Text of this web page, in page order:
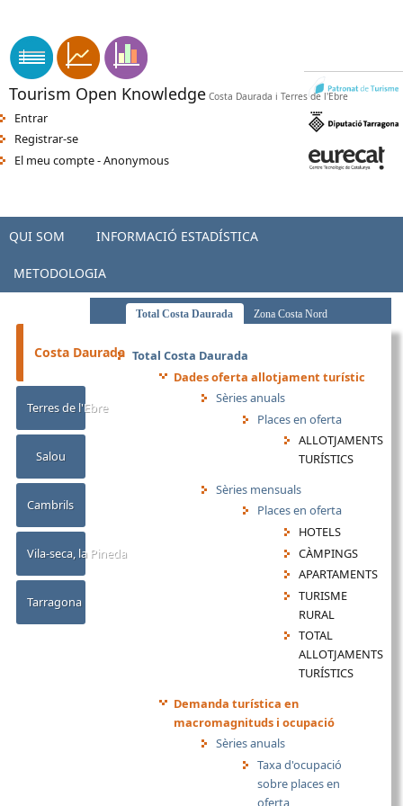
Tourism Open Knowledge Costa Daurada i Terres de l'Ebre
Entrar
Registrar-se
El meu compte - Anonymous
QUI SOM INFORMACIÓ ESTADÍSTICA
METODOLOGIA
Costa Daurada
Terres de l'Ebre
Salou
Cambrils
Vila-seca, la Pineda
Tarragona
Total Costa Daurada
Zona Costa Nord
Total Costa Daurada
Dades oferta allotjament turístic
Sèries anuals
Places en oferta
ALLOTJAMENTS
TURÍSTICS
Sèries mensuals
Places en oferta
HOTELS
CÀMPINGS
APARTAMENTS
TURISME
RURAL
TOTAL
ALLOTJAMENTS
TURÍSTICS
Demanda turística en
macromagnituds i ocupació
Sèries anuals
Taxa d'ocupació
sobre places en
oferta